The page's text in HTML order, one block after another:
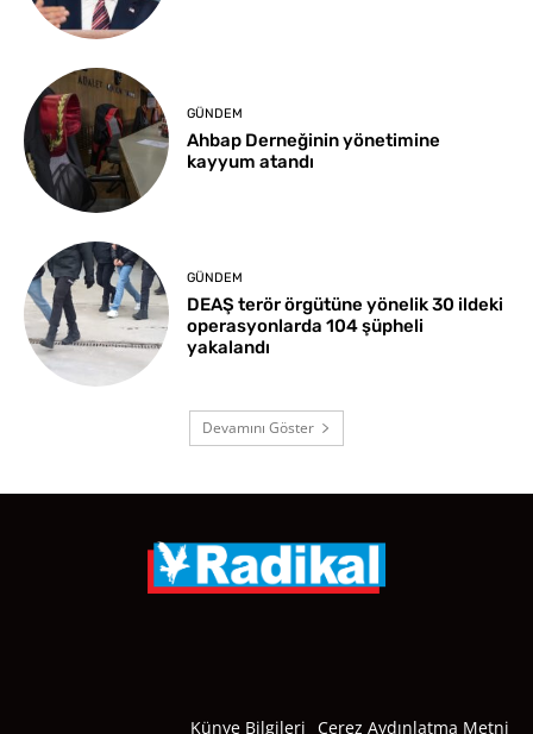
GÜNDEM
Ahbap Derneğinin yönetimine
kayyum atandı
GÜNDEM
DEAŞ terör örgütüne yönelik 30 ildeki
operasyonlarda 104 şüpheli
yakalandı
Devamını Göster
Künye Bilgileri Çerez Aydınlatma Metni